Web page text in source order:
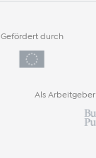
Gefördert durch
Als